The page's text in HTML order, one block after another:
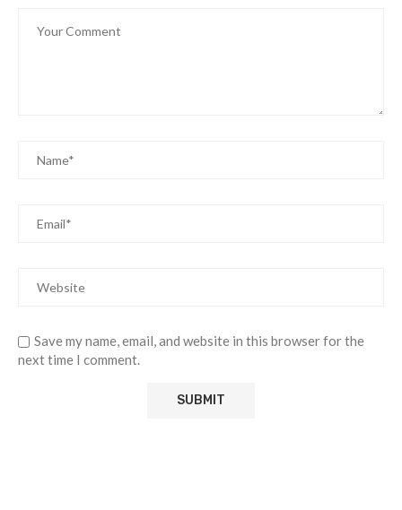
Save my name, email, and website in this browser for the
next time I comment.